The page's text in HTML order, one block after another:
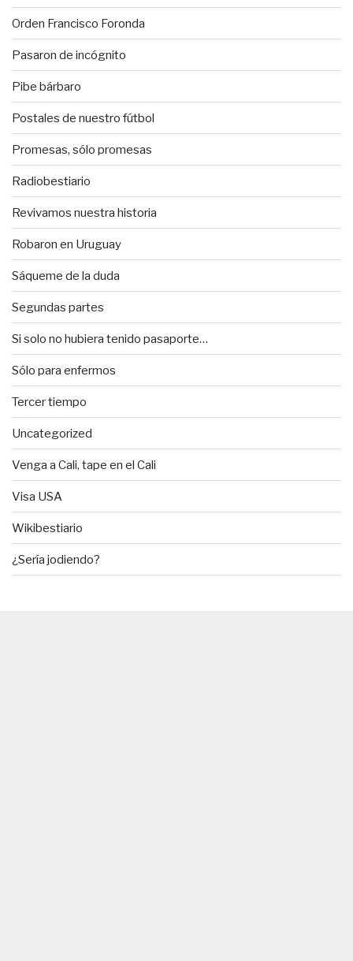
Orden Francisco Foronda
Pasaron de incógnito
Pibe bárbaro
Postales de nuestro fútbol
Promesas, sólo promesas
Radiobestiario
Revivamos nuestra historia
Robaron en Uruguay
Sáqueme de la duda
Segundas partes
Si solo no hubiera tenido pasaporte…
Sólo para enfermos
Tercer tiempo
Uncategorized
Venga a Cali, tape en el Cali
Visa USA
Wikibestiario
¿Sería jodiendo?